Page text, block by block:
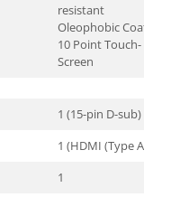
resistant
Oleophobic Coating,
10 Point Touch-
Screen
1 (15-pin D-sub)
1 (HDMI (Type A))
1